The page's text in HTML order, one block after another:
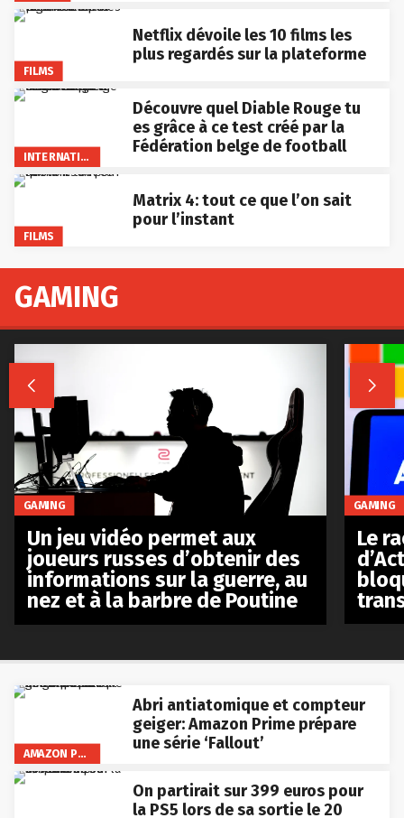
FILMS
Netflix dévoile les 10 films les
plus regardés sur la plateforme
INTERNATIONAL
Découvre quel Diable Rouge tu
es grâce à ce test créé par la
Fédération belge de football
FILMS
Matrix 4: tout ce que l’on sait
pour l’instant
AMAZON PRIME VIDEO
Abri antiatomique et compteur
geiger: Amazon Prime prépare
une série ‘Fallout’
On partirait sur 399 euros pour
la PS5 lors de sa sortie le 20
GAMING
 
GAMING
Un jeu vidéo permet aux
joueurs russes d’obtenir des
informations sur la guerre, au
nez et à la barbre de Poutine
GAMING
Le